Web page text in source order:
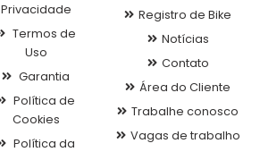
Privacidade
Termos de
Uso
Garantia
Política de
Cookies
Política da
Registro de Bike
Notícias
Contato
Área do Cliente
Trabalhe conosco
Vagas de trabalho